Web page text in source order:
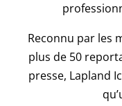
Reconnu par les
plus de 50
presse, Lapland